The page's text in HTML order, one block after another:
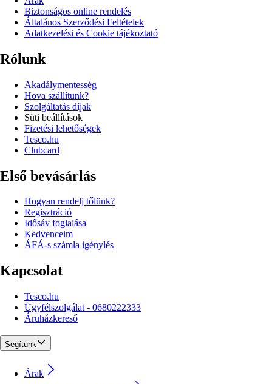
Biztonságos online rendelés
Általános Szerződési Feltételek
Adatkezelési és Cookie tájékoztató
Rólunk
Akadálymentesség
Hova szállítunk?
Szolgáltatás díjak
Süti beállítások
Fizetési lehetőségek
Tesco.hu
Clubcard
Első bevásárlás
Hogyan rendelj tőlünk?
Regisztráció
Idősáv foglalása
Kedvenceim
ÁFÁ-s számla igénylés
Kapcsolat
Tesco.hu
Ügyfélszolgálat - 0680222333
Áruházkereső
Segítünk
Árak